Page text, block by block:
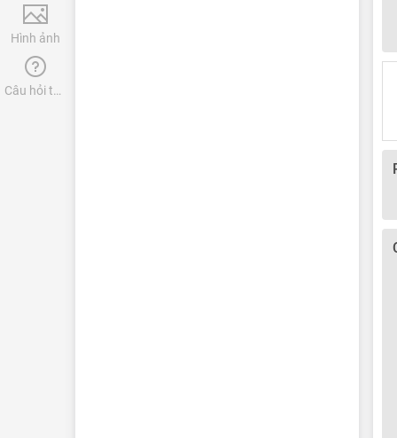
Hình ảnh
Câu hỏi thường gặp